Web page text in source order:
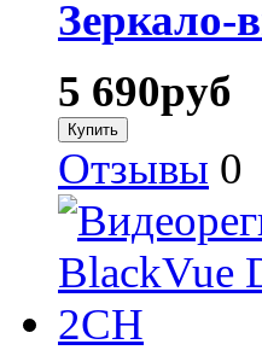
Зеркало-
5 690руб
Отзывы 0